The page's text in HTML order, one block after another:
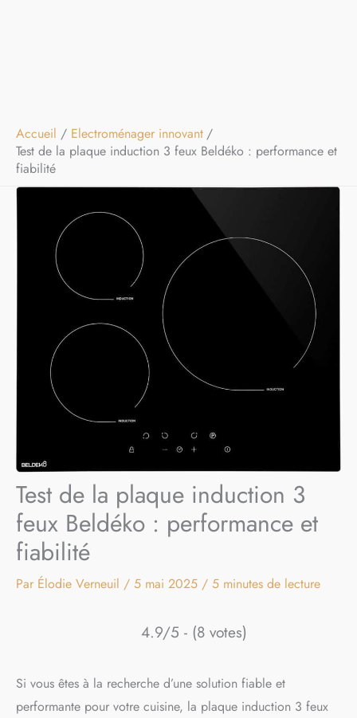
Accueil
Electroménager innovant
Test de la plaque induction 3 feux Beldéko : performance et
fiabilité
Test de la plaque induction 3
feux Beldéko : performance et
fiabilité
Par Élodie Verneuil / 5 mai 2025 / 5 minutes de lecture
4.9/5 - (8 votes)
Si vous êtes à la recherche d’une solution fiable et
performante pour votre cuisine, la plaque induction 3 feux